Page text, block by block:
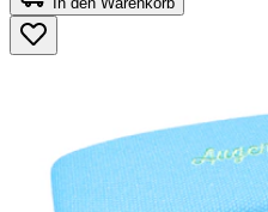
5
Sternen.
2